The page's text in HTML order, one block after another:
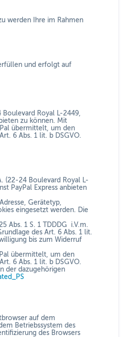
werden Ihre im Rahmen
und erfolgt auf
Boulevard Royal L-2449,
zu können. Mit
übermittelt, um den
6 Abs. 1 lit. b DSGVO.
(22-24 Boulevard Royal L-
PayPal Express anbieten
Gerätetyp,
eingesetzt werden. Die
Abs. 1 S. 1 TDDDG
i.V.m.
des Art. 6 Abs. 1 lit.
bis zum Widerruf
übermittelt, um den
6 Abs. 1 lit. b DSGVO.
der dazugehörigen
auf dem
Betriebssystem des
des Browsers